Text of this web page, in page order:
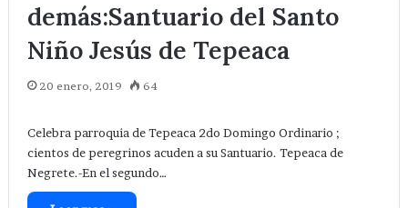
demás:Santuario del Santo
Niño Jesús de Tepeaca
20 enero, 2019 64
Celebra parroquia de Tepeaca 2do Domingo Ordinario ;
cientos de peregrinos acuden a su Santuario. Tepeaca de
Negrete.-En el segundo…